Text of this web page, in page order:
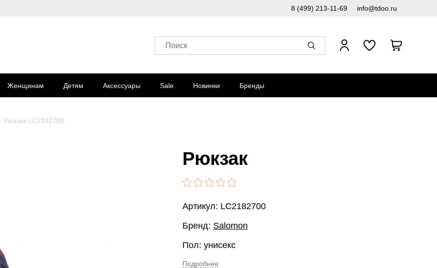
8 (499) 213-11-69 info@tdoo.ru
Поиск
Женщинам Детям Аксессуары Sale Новинки Бренды
Рюкзак LC2182700
Рюкзак
Артикул: LC2182700
Бренд: Salomon
Пол: унисекс
Подробнее